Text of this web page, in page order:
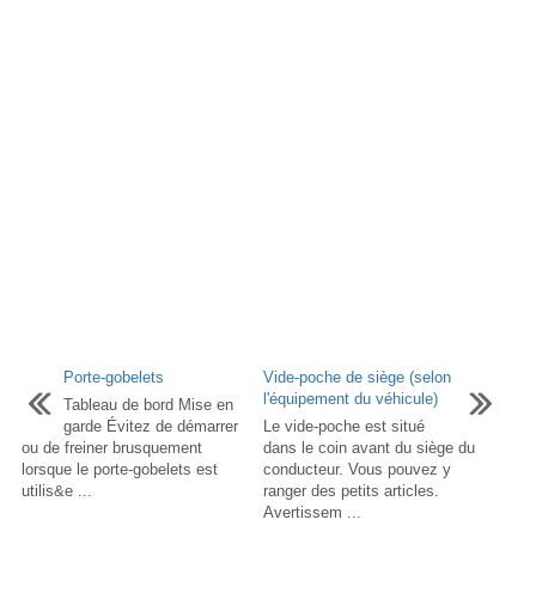
Porte-gobelets
Tableau de bord Mise en
garde Évitez de démarrer
ou de freiner brusquement
lorsque le porte-gobelets est
utilis&e ...
Vide-poche de siège (selon
l'équipement du véhicule)
Le vide-poche est situé
dans le coin avant du siège du
conducteur. Vous pouvez y
ranger des petits articles.
Avertissem ...